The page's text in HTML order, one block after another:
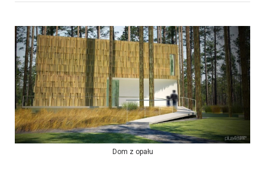
Dom z opału